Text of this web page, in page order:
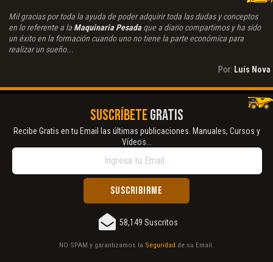
Mil gracias por toda la ayuda de poder adquirir toda las dudas y conceptos
en lo referente a la Maquinaria Pesadaque a diario compartimos y ha sido
un éxito en la formación cuando uno no tiene la parte económica para
realizar un sueño...
Por: Luis Nova
SUSCRÍBETEGRATIS
Recibe Gratis en tu Email las últimas publicaciones. Manuales, Cursos y
Vídeos...
58,149 Suscritos
NO SPAM y garantizamos la Seguridad de su Email.